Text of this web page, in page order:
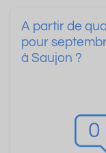
0
A partir de
pour
à Saujon ?